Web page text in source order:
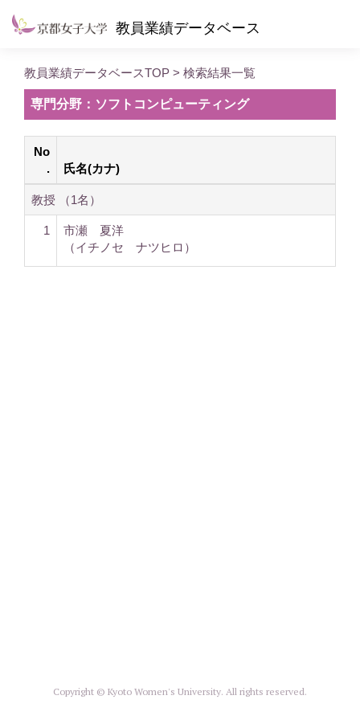
教員業績データベース
教員業績データベースTOP > 検索結果一覧
専門分野：ソフトコンピューティング
No
.
氏名(カナ)
教授 （1名）
1
市瀬 夏洋
（イチノセ ナツヒロ）
Copyright © Kyoto Women's University. All rights reserved.